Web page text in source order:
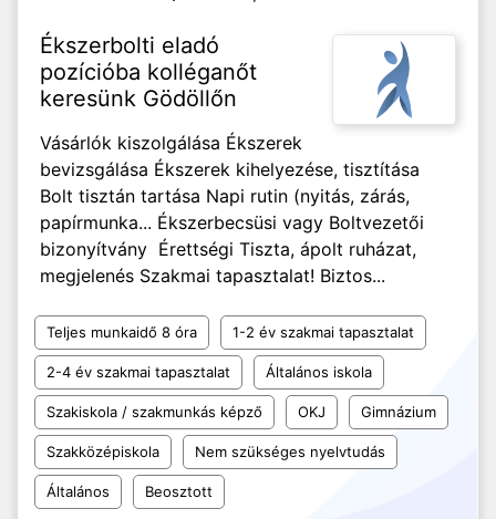
Ékszerbolti eladó
pozícióba kolléganőt
keresünk Gödöllőn
Vásárlók kiszolgálása Ékszerek
bevizsgálása Ékszerek kihelyezése, tisztítása
Bolt tisztán tartása Napi rutin (nyitás, zárás,
papírmunka... Ékszerbecsüsi vagy Boltvezetői
bizonyítvány Érettségi Tiszta, ápolt ruházat,
megjelenés Szakmai tapasztalat! Biztos...
Teljes munkaidő 8 óra 1-2 év szakmai tapasztalat
2-4 év szakmai tapasztalat Általános iskola
Szakiskola / szakmunkás képző OKJ Gimnázium
Szakközépiskola Nem szükséges nyelvtudás
Általános Beosztott